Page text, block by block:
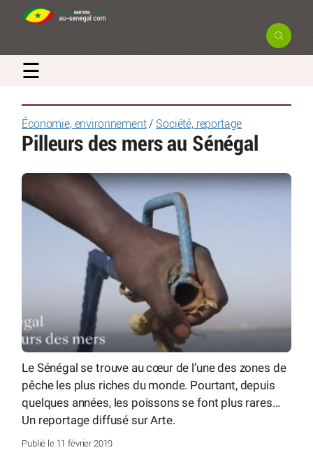
☰
Économie, environnement/ Société, reportage
Pilleurs des mers au Sénégal
Le Sénégal se trouve au cœur de l’une des zones de
pêche les plus riches du monde. Pourtant, depuis
quelques années, les poissons se font plus rares...
Un reportage diffusé sur Arte.
Publié le 11 février 2019